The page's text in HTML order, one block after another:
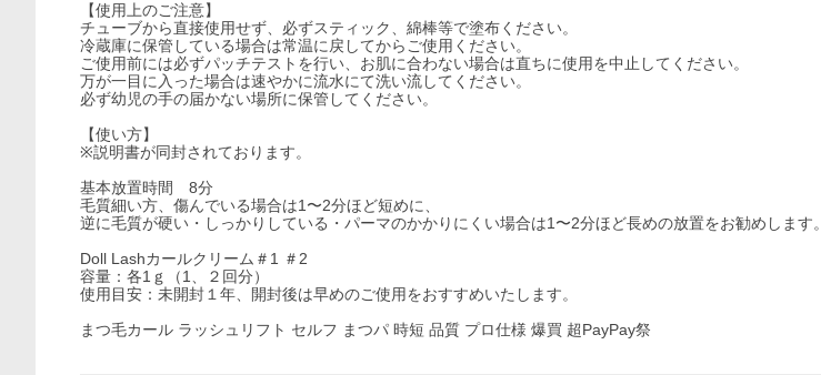
【使用上のご注意】
チューブから直接使用せず、必ずスティック、綿棒等で塗布ください。
冷蔵庫に保管している場合は常温に戻してからご使用ください。
ご使用前には必ずパッチテストを行い、お肌に合わない場合は直ちに使用を中止してください。
万が一目に入った場合は速やかに流水にて洗い流してください。
必ず幼児の手の届かない場所に保管してください。
【使い方】
※説明書が同封されております。
基本放置時間 8分
毛質細い方、傷んでいる場合は1〜2分ほど短めに、
逆に毛質が硬い・しっかりしている・パーマのかかりにくい場合は1〜2分ほど長めの放置をお勧めします。
Doll Lashカールクリーム＃1 ＃2
容量：各1ｇ（1、２回分）
使用目安：未開封１年、開封後は早めのご使用をおすすめいたします。
まつ毛カール ラッシュリフト セルフ まつパ 時短 品質 プロ仕様 爆買 超PayPay祭